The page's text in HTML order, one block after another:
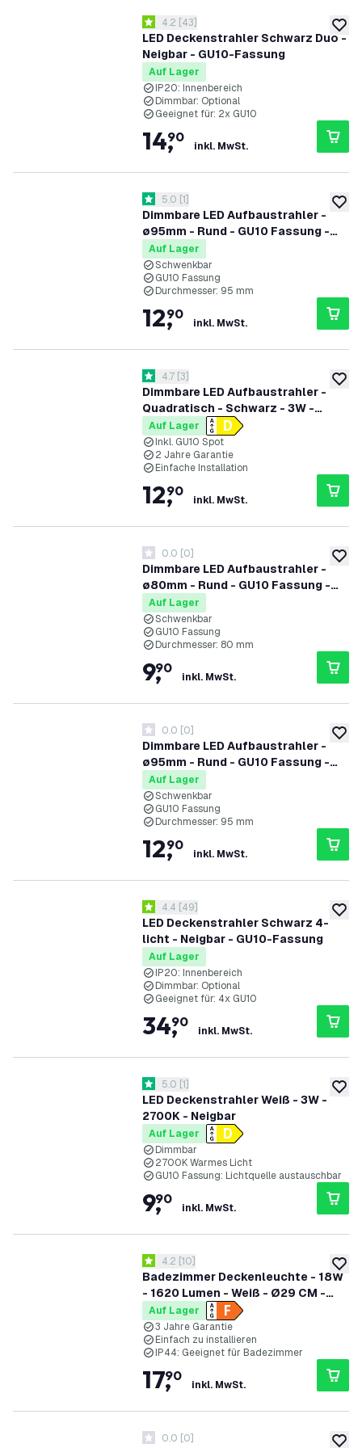
zur
LED Deckenstrahler Schwarz Duo -
Neigbar - GU10-Fassung
Bewertungsbereich öffnen
4.2 Bewertungssterne
4.2 [43]
Auf Lager
IP20: Innenbereich
Dimmbar: Optional
Geeignet für: 2x GU10
14,
90
inkl. MwSt.
zur
Dimmbare LED Aufbaustrahler -
ø95mm - Rund - GU10 Fassung -
Beige - Schwenkbar
Bewertungsbereich öffnen
5 Bewertungssterne
5.0 [1]
Auf Lager
Schwenkbar
GU10 Fassung
Durchmesser: 95 mm
12,
90
inkl. MwSt.
zur
Dimmbare LED Aufbaustrahler -
Quadratisch - Schwarz - 3W -
2700K - Kippbar - IP20
Bewertungsbereich öffnen
4.7 Bewertungssterne
4.7 [3]
Auf Lager
Inkl. GU10 Spot
2 Jahre Garantie
Einfache Installation
12,
90
inkl. MwSt.
zur
Dimmbare LED Aufbaustrahler -
ø80mm - Rund - GU10 Fassung -
Schwarz - Schwenkbar
0 Bewertungssterne
0.0 [0]
Auf Lager
Schwenkbar
GU10 Fassung
Durchmesser: 80 mm
9,
90
inkl. MwSt.
zur
Dimmbare LED Aufbaustrahler -
ø95mm - Rund - GU10 Fassung -
Weiß - Schwenkbar
0 Bewertungssterne
0.0 [0]
Auf Lager
Schwenkbar
GU10 Fassung
Durchmesser: 95 mm
12,
90
inkl. MwSt.
zur
LED Deckenstrahler Schwarz 4-
licht - Neigbar - GU10-Fassung
Bewertungsbereich öffnen
4.4 Bewertungssterne
4.4 [49]
Auf Lager
IP20: Innenbereich
Dimmbar: Optional
Geeignet für: 4x GU10
34,
90
inkl. MwSt.
zur
LED Deckenstrahler Weiß - 3W -
2700K - Neigbar
Bewertungsbereich öffnen
5 Bewertungssterne
5.0 [1]
Auf Lager
Dimmbar
2700K Warmes Licht
GU10 Fassung: Lichtquelle austauschbar
9,
90
inkl. MwSt.
zur
Badezimmer Deckenleuchte - 18W
- 1620 Lumen - Weiß - Ø29 CM -
IP44 Wasserdicht - 2700K - LED
Deckenleuchte
Bewertungsbereich öffnen
4.2 Bewertungssterne
4.2 [10]
Auf Lager
3 Jahre Garantie
Einfach zu installieren
IP44: Geeignet für Badezimmer
17,
90
inkl. MwSt.
0 Bewertungssterne
0.0 [0]